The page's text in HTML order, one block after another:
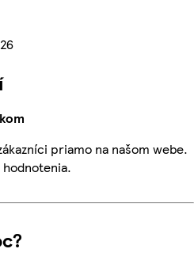
priamo na našom webe.